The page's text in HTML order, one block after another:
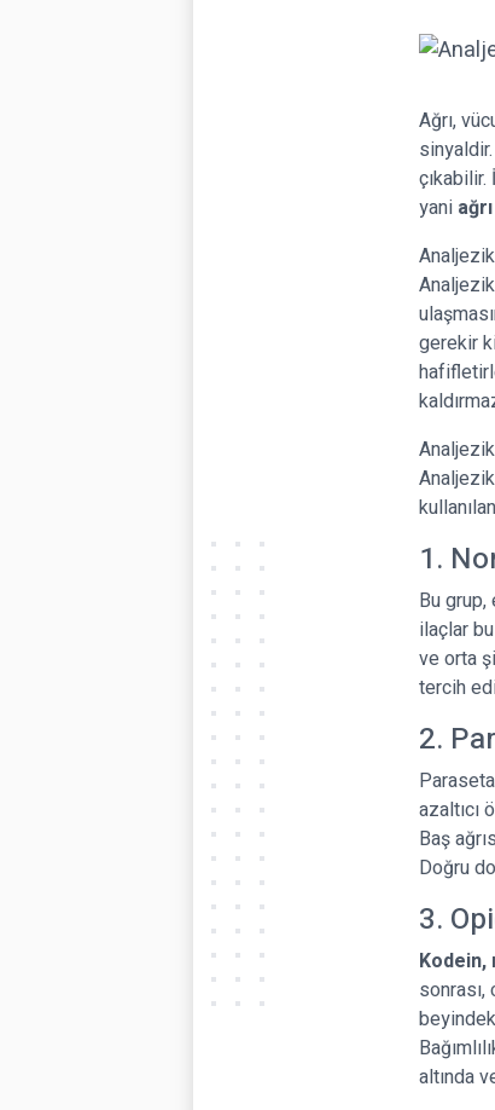
Ağrı,
yani
gerekir
1.
Bu grup,
ilaçlar
ve orta
tercih
2.
azaltıcı
Baş
Doğru
3.
altında